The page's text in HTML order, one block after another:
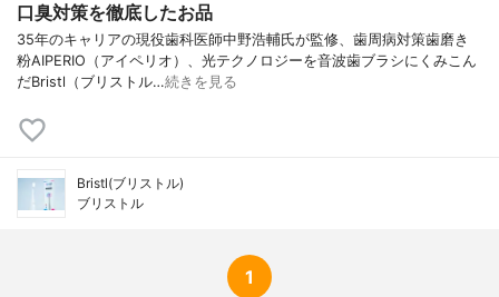
口臭対策を徹底したお品
35年のキャリアの現役歯科医師中野浩輔氏が監修、歯周病対策歯磨き
粉AIPERIO（アイペリオ）、光テクノロジーを音波歯ブラシにくみこん
だBristl（ブリストル…続きを見る
Bristl(ブリストル)
ブリストル
1